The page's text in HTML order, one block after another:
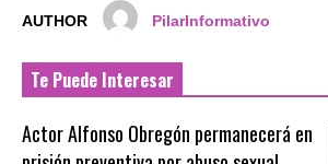
AUTHOR PilarInformativo
Te Puede Interesar
Actor Alfonso Obregón permanecerá en